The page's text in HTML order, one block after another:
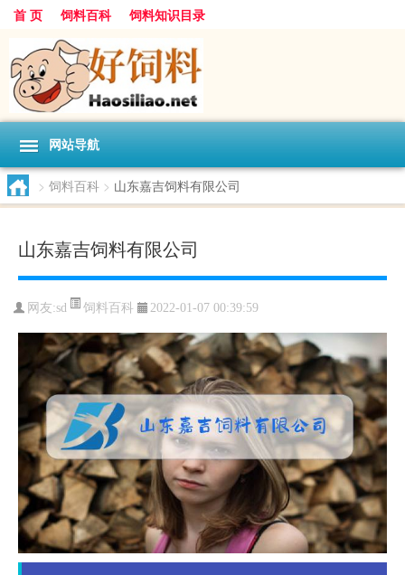
首 页 饲料百科 饲料知识目录
网站导航
> 饲料百科 > 山东嘉吉饲料有限公司
山东嘉吉饲料有限公司
网友:sd 饲料百科 2022-01-07 00:39:59